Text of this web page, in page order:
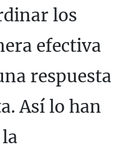
los
efectiva
respuesta
Así lo han